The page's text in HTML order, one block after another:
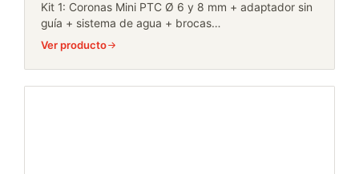
Kit 1: Coronas Mini PTC Ø 6 y 8 mm + adaptador sin
guía + sistema de agua + brocas…
Ver producto